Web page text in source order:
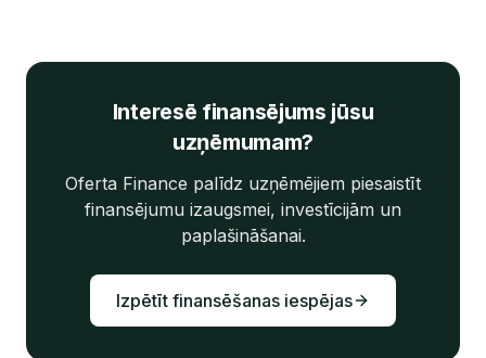
Interesē finansējums jūsu
uzņēmumam?
Oferta Finance palīdz uzņēmējiem piesaistīt
finansējumu izaugsmei, investīcijām un
paplašināšanai.
Izpētīt finansēšanas iespējas